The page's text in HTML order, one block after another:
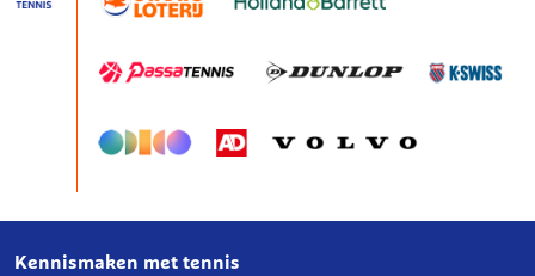
Kennismaken met tennis